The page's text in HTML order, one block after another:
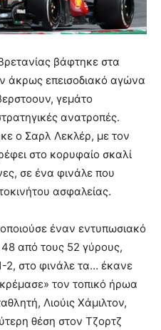
βάφτηκε στα
άκρως επεισοδιακό αγώνα
γεμάτο
ανατροπές.
ο Σαρλ Λεκλέρ, με τον
στο κορυφαίο σκαλί
σε ένα φινάλε που
ασφαλείας.
έναν εντυπωσιακό
από τους 52 γύρους,
2, στο φινάλε τα… έκανε
τον τοπικό ήρωα
Λιούις Χάμιλτον,
θέση στον Τζορτζ